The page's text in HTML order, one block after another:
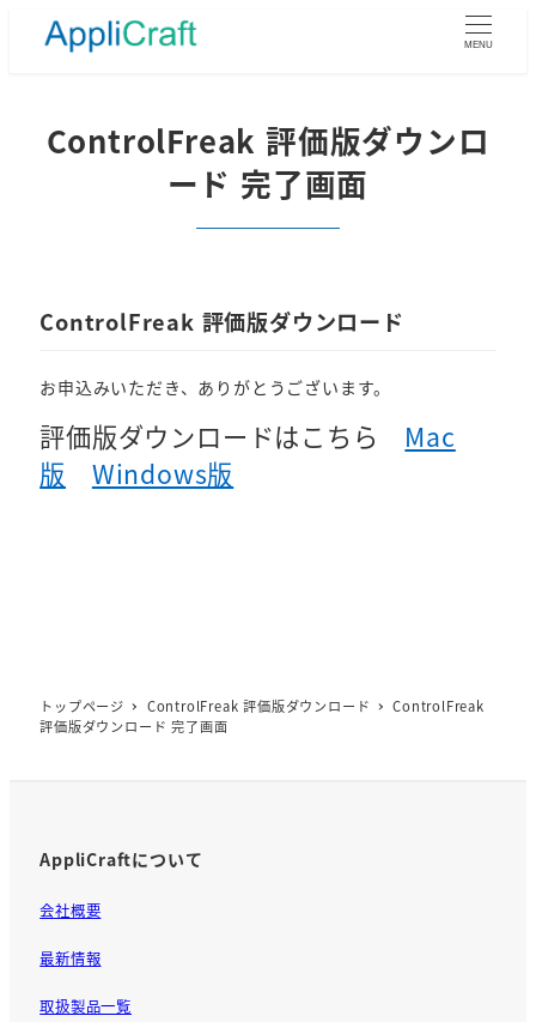
MENU
ControlFreak 評価版ダウンロ
ード 完了画面
ControlFreak 評価版ダウンロード
お申込みいただき、ありがとうございます。
評価版ダウンロードはこちら Mac
版
Windows版
トップページ ControlFreak 評価版ダウンロード
ControlFreak
評価版ダウンロード 完了画面
AppliCraftについて
会社概要
最新情報
取扱製品一覧